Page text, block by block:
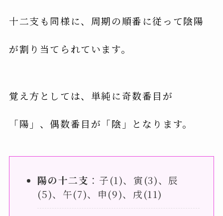
十二支も同様に、周期の順番に従って陰陽
が割り当てられています。
覚え方としては、単純に奇数番目が
「陽」、偶数番目が「陰」となります。
陽の十二支 ：子(1)、寅(3)、辰
(5)、午(7)、申(9)、戌(11)